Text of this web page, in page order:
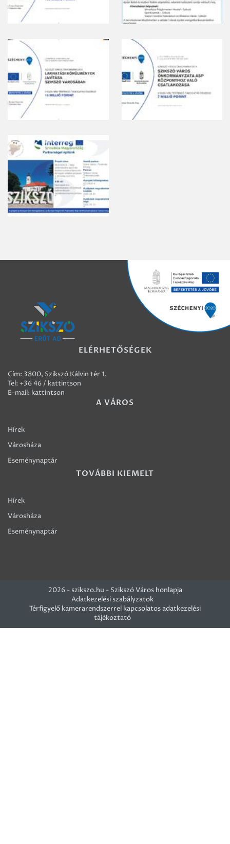
ELÉRHETŐSÉGEK
Cím: 3800, Szikszó Kálvin tér 1.
Tel: +36 46 / kattintson
E-mail: kattintson
A VÁROS
Hírek
Városháza
Eseménynaptár
TOVÁBBI KIEMELT
Hírek
Városháza
Eseménynaptár
2026 - szikszo.hu - Szikszó Város honlapja
Adatkezelési szabályzatok
Térfigyelő kamerarendszerrel kapcsolatos adatkezelési
tájékoztató